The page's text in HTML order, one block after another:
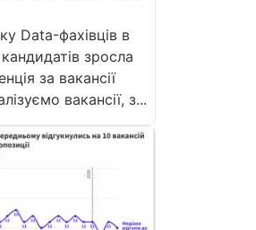
Data-фахівців в
кандидатів зросла
за вакансії
вакансії, з...